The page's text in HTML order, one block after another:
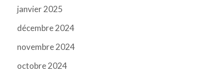
janvier 2025
décembre 2024
novembre 2024
octobre 2024